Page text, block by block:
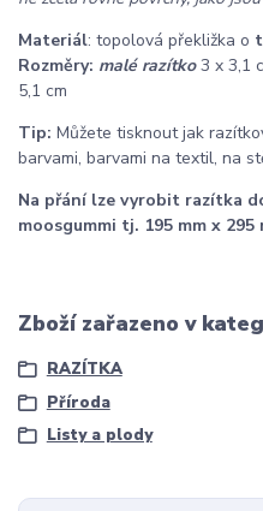
Materiál: topolová překližka o
Rozměry: malé razítko3 x 3,1
5,1 cm
Tip: Můžete tisknout jak
barvami, barvami na textil, na
Na přání lze vyrobit razítka
moosgummi tj. 195 mm x 295
Zboží zařazeno v
RAZÍTKA
Příroda
Listy a plody